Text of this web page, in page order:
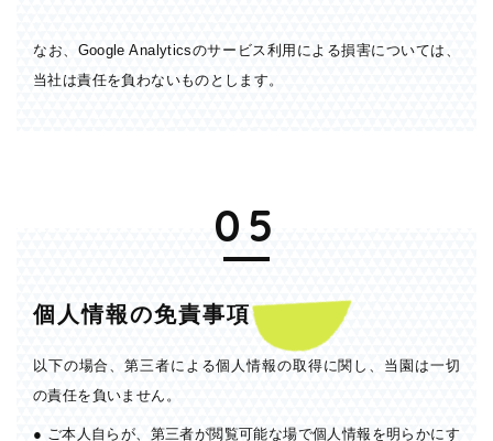
なお、Google Analyticsのサービス利用による損害については、
当社は責任を負わないものとします。
05
個人情報の免責事項
以下の場合、第三者による個人情報の取得に関し、当園は一切
の責任を負いません。
● ご本人自らが、第三者が閲覧可能な場で個人情報を明らかにす